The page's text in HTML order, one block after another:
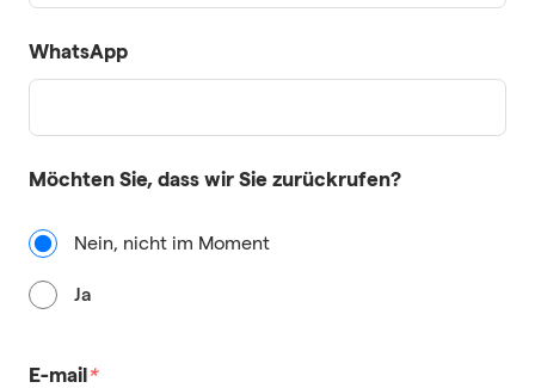
WhatsApp
Möchten Sie, dass wir Sie zurückrufen?
Nein, nicht im Moment
Ja
E-mail*